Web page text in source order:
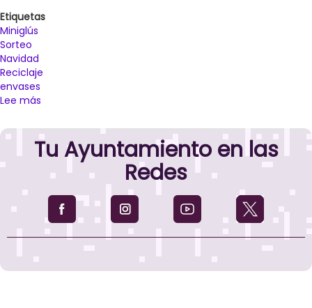
Etiquetas
Miniglús
Sorteo
Navidad
Reciclaje
envases
Lee más
impulsa
el
reciclaje
de
vidrio
en
Palencia
las
Tu Ayuntamiento en las
Redes